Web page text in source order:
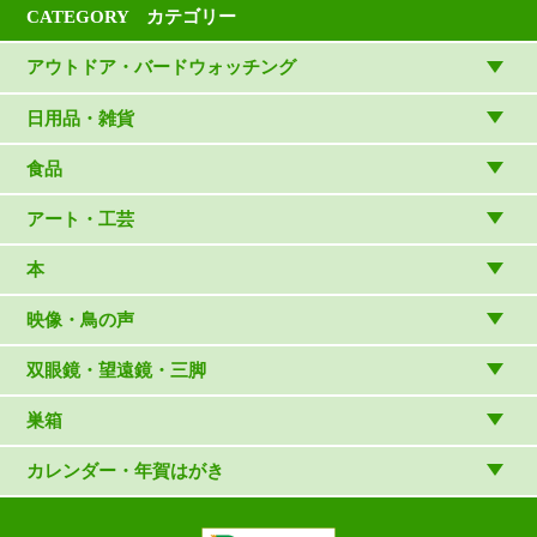
CATEGORY カテゴリー
アウトドア・バードウォッチング
アウトドアウェア
アウトドア雑貨
バードウォッチング用品
日用品・雑貨
リビング・キッチン・ファッション
ゲーム・ホビー・文具
食品
食品
アート・工芸
雑貨（村上康成）
マスコット・ブローチほか
本
図鑑
読み物
写真集・ガイドブック・絵本
論文集（ストリクス）
映像・鳥の声
CD
DVD・ブルーレイ・ビデオ
鳴き声タッチペンなど
双眼鏡・望遠鏡・三脚
スターターセット
双眼鏡
巣箱
巣箱など
カレンダー・年賀はがき